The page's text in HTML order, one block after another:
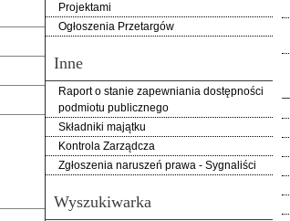
Projektami
Ogłoszenia Przetargów
Inne
Raport o stanie zapewniania dostępności
podmiotu publicznego
Składniki majątku
Kontrola Zarządcza
Zgłoszenia naruszeń prawa - Sygnaliści
Wyszukiwarka